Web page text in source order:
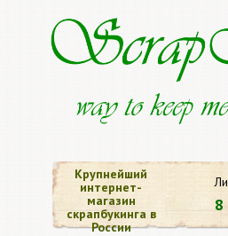
8
Крупнейший
интернет-
магазин
скрапбукинга в
России